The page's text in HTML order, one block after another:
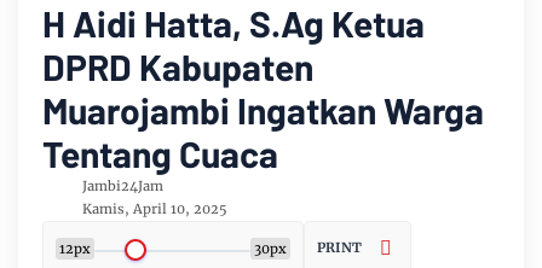
H Aidi Hatta, S.Ag Ketua
DPRD Kabupaten
Muarojambi Ingatkan Warga
Tentang Cuaca
Jambi24Jam
Kamis, April 10, 2025
12px 30px PRINT